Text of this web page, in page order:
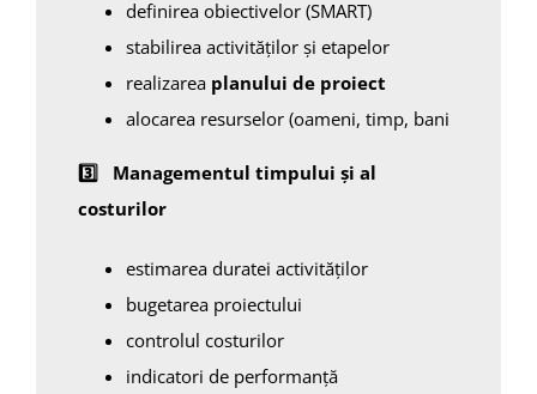
definirea obiectivelor (SMART)
stabilirea activităților și etapelor
realizarea planului de proiect
alocarea resurselor (oameni, timp, bani
3Managementul timpului și al
costurilor
estimarea duratei activităților
bugetarea proiectului
controlul costurilor
indicatori de performanță